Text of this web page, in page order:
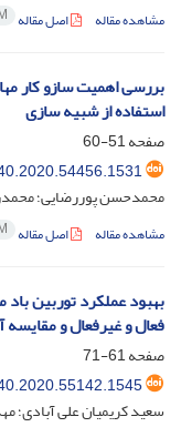
مشاهده مقاله اصل مقاله
بررسی اهمیت سازو کار
استفاده از شبیه سازی
صفحه51-60
محمدحسن پوررضایی؛
مشاهده مقاله اصل مقاله
بهبود عملکرد توربین
فعال و غیرفعال و مقایسه
صفحه61-71
سعید کریمیان علی آبادی؛